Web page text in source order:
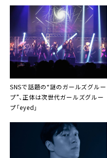
トも開始
SNSで話題の“謎のガールズグルー
プ”、正体は次世代ガールズグルー
プ「eyed」